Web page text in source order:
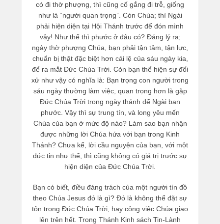
có đi thờ phượng, thì cũng cố gắng đi trễ, giống
như là “người quan trọng”. Còn Chúa; thì Ngài
phải hiện diện tại Hội Thánh trước để đón mình
vậy! Như thế thì phước ở đâu có? Đáng lý ra;
ngày thờ phượng Chúa, bạn phải tận tâm, tận lực,
chuẩn bị thật đặc biệt hơn cái lệ của sáu ngày kia,
để ra mắt Đức Chúa Trời. Còn bạn thể hiện sự đối
xử như vậy có nghĩa là: Bạn trọng con người trong
sáu ngày thường làm việc, quan trọng hơn là gặp
Đức Chúa Trời trong ngày thánh để Ngài ban
phước. Vậy thì sự trung tín, và long yêu mến
Chúa của bạn ở mức độ nào? Làm sao bạn nhận
được những lời Chúa hứa với bạn trong Kinh
Thánh? Chưa kể, lời cầu nguyện của bạn, với một
đức tin như thế, thì cũng không có giá trị trước sự
hiện diện của Đức Chúa Trời.
Bạn có biết, điều đáng trách của một người tín đồ
theo Chúa Jesus đó là gì? Đó là không thể đặt sự
tôn trọng Đức Chúa Trời, hay công việc Chúa giao
lên trên hết. Trong Thánh Kinh sách Tin-Lành